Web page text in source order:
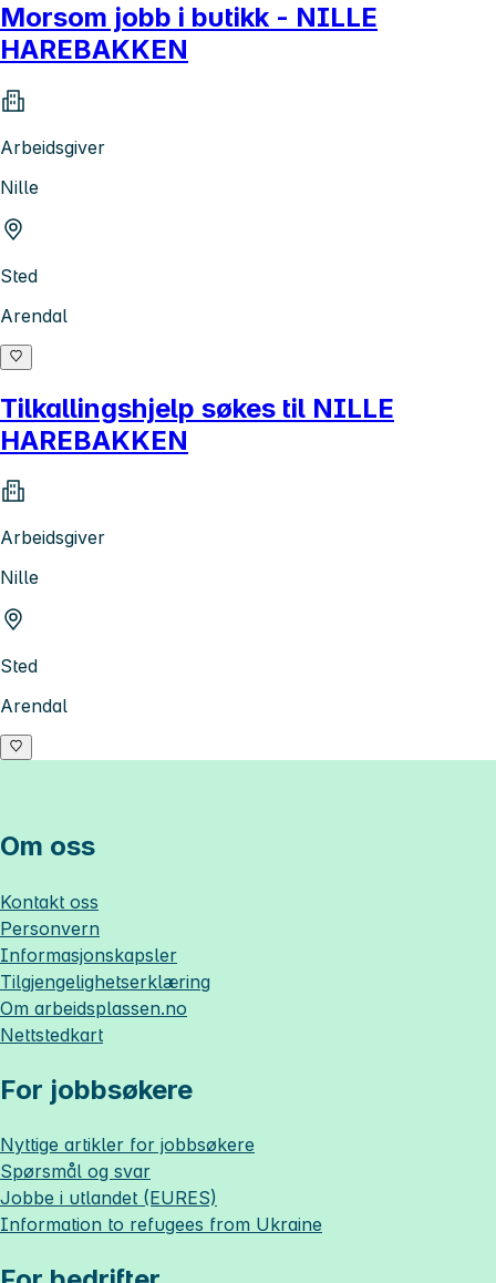
Morsom jobb i butikk - NILLE
HAREBAKKEN
Arbeidsgiver
Nille
Sted
Arendal
Tilkallingshjelp søkes til NILLE
HAREBAKKEN
Arbeidsgiver
Nille
Sted
Arendal
Om oss
Kontakt oss
Personvern
Informasjonskapsler
Tilgjengelighetserklæring
Om arbeidsplassen.no
Nettstedkart
For jobbsøkere
Nyttige artikler for jobbsøkere
Spørsmål og svar
Jobbe i utlandet (EURES)
Information to refugees from Ukraine